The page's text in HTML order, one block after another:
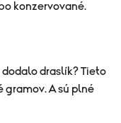
konzervované.
draslík? Tieto
gramov. A sú plné